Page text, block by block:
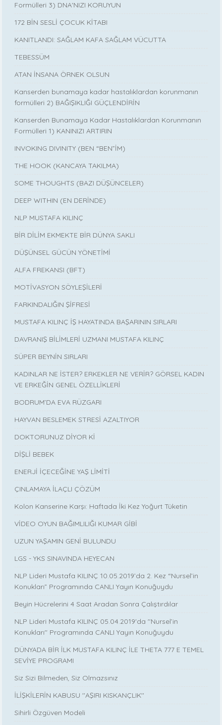
Formülleri 3) DNA'NIZI KORUYUN
172 BİN SESLİ ÇOCUK KİTABI
KANITLANDI: SAĞLAM KAFA SAĞLAM VÜCUTTA
TEBESSÜM
ATAN İNSANA ÖRNEK OLSUN
Kanserden bunamaya kadar hastalıklardan korunmanın
formülleri 2) BAĞIŞIKLIĞI GÜÇLENDİRİN
Kanserden Bunamaya Kadar Hastalıklardan Korunmanın
Formülleri 1) KANINIZI ARTIRIN
INVOKING DIVINITY (BEN “BEN”İM)
THE HOOK (KANCAYA TAKILMA)
SOME THOUGHTS (BAZI DÜŞÜNCELER)
DEEP WITHIN (EN DERİNDE)
NLP MUSTAFA KILINÇ
BİR DİLİM EKMEKTE BİR DÜNYA SAKLI
DÜŞÜNSEL GÜCÜN YÖNETİMİ
ALFA FREKANSI (BFT)
MOTİVASYON SÖYLEŞİLERİ
FARKINDALIĞIN ŞİFRESİ
MUSTAFA KILINÇ İŞ HAYATINDA BAŞARININ SIRLARI
DAVRANIŞ BİLİMLERİ UZMANI MUSTAFA KILINÇ
SÜPER BEYNİN SIRLARI
KADINLAR NE İSTER? ERKEKLER NE VERİR? GÖRSEL KADIN
VE ERKEĞİN GENEL ÖZELLİKLERİ
BODRUM’DA EVA RÜZGARI
HAYVAN BESLEMEK STRESİ AZALTIYOR
DOKTORUNUZ DİYOR Kİ
DİŞLİ BEBEK
ENERJİ İÇECEĞİNE YAŞ LİMİTİ
ÇINLAMAYA İLAÇLI ÇÖZÜM
Kolon Kanserine Karşı: Haftada İki Kez Yoğurt Tüketin
VİDEO OYUN BAĞIMLILIĞI KUMAR GİBİ
UZUN YAŞAMIN GENİ BULUNDU
LGS - YKS SINAVINDA HEYECAN
NLP Lideri Mustafa KILINÇ 10.05.2019’da 2. Kez “Nursel’in
Konukları” Programında CANLI Yayın Konuğuydu
Beyin Hücrelerini 4 Saat Aradan Sonra Çalıştırdılar
NLP Lideri Mustafa KILINÇ 05.04.2019'da ''Nursel’in
Konukları'' Programında CANLI Yayın Konuğuydu
DÜNYADA BİR İLK MUSTAFA KILINÇ İLE THETA 777 E TEMEL
SEVİYE PROGRAMI
Siz Sizi Bilmeden, Siz Olmazsınız
İLİŞKİLERİN KABUSU ''AŞIRI KISKANÇLIK''
Sihirli Özgüven Modeli